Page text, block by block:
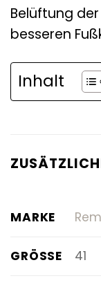
Belüftung
besseren
Inhalt
MARKE
GRÖSSE 41